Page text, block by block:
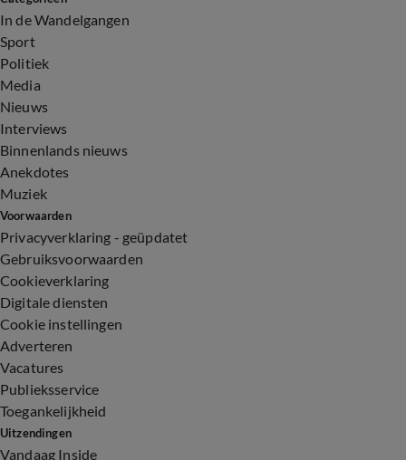
In de Wandelgangen
Sport
Politiek
Media
Nieuws
Interviews
Binnenlands nieuws
Anekdotes
Muziek
Voorwaarden
Privacyverklaring - geüpdatet
Gebruiksvoorwaarden
Cookieverklaring
Digitale diensten
Cookie instellingen
Adverteren
Vacatures
Publieksservice
Toegankelijkheid
Uitzendingen
Vandaag Inside